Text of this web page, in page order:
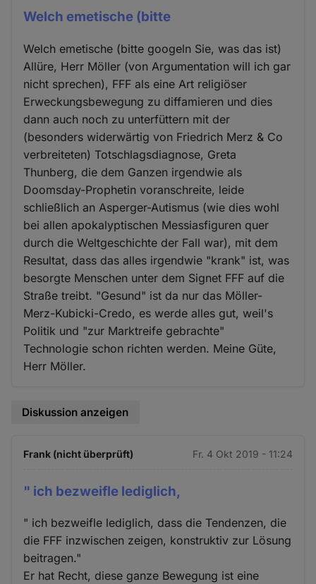
Welch emetische (bitte
Welch emetische (bitte googeln Sie, was das ist)
Allüre, Herr Möller (von Argumentation will ich gar
nicht sprechen), FFF als eine Art religiöser
Erweckungsbewegung zu diffamieren und dies
dann auch noch zu unterfüttern mit der
(besonders widerwärtig von Friedrich Merz & Co
verbreiteten) Totschlagsdiagnose, Greta
Thunberg, die dem Ganzen irgendwie als
Doomsday-Prophetin voranschreite, leide
schließlich an Asperger-Autismus (wie dies wohl
bei allen apokalyptischen Messiasfiguren quer
durch die Weltgeschichte der Fall war), mit dem
Resultat, dass das alles irgendwie "krank" ist, was
besorgte Menschen unter dem Signet FFF auf die
Straße treibt. "Gesund" ist da nur das Möller-
Merz-Kubicki-Credo, es werde alles gut, weil's
Politik und "zur Marktreife gebrachte"
Technologie schon richten werden. Meine Güte,
Herr Möller.
Diskussion anzeigen
Frank (nicht überprüft) Fr. 4 Okt 2019 - 11:24
" ich bezweifle lediglich,
" ich bezweifle lediglich, dass die Tendenzen, die
die FFF inzwischen zeigen, konstruktiv zur Lösung
beitragen."
Er hat Recht, diese ganze Bewegung ist eine